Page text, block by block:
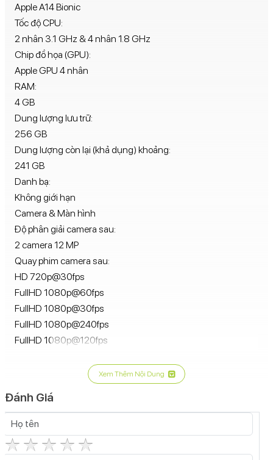
Apple A14 Bionic
Tốc độ CPU:
2 nhân 3.1 GHz & 4 nhân 1.8 GHz
Chip đồ họa (GPU):
Apple GPU 4 nhân
RAM:
4 GB
Dung lượng lưu trữ:
256 GB
Dung lượng còn lại (khả dụng) khoảng:
241 GB
Danh bạ:
Không giới hạn
Camera & Màn hình
Độ phân giải camera sau:
2 camera 12 MP
Quay phim camera sau:
HD 720p@30fps
FullHD 1080p@60fps
FullHD 1080p@30fps
FullHD 1080p@240fps
FullHD 1080p@120fps
Đèn Flash camera sau:
Đèn LED kép
Tính năng camera sau:
Zoom quang học
Xem Thêm Nội Dung
Đánh Giá
Kết nối:
Kích thước: 146.7 x 71.5 x 7.4 mm.
Trọng lượng: